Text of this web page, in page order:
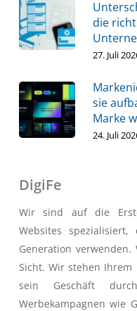
die
27. Juli
sie
Marke
24. Juli
DigiFe
Wir sind auf die
Websites
Generation
Sicht. Wir stehen
sein Geschäft
Werbekampagnen wie